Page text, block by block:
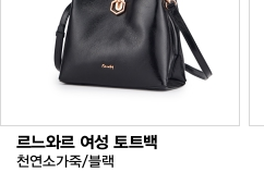
르느와르 여성 토트백
천연소가죽/블랙